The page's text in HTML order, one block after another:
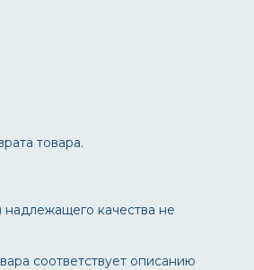
товара.
качества не
соответствует описанию